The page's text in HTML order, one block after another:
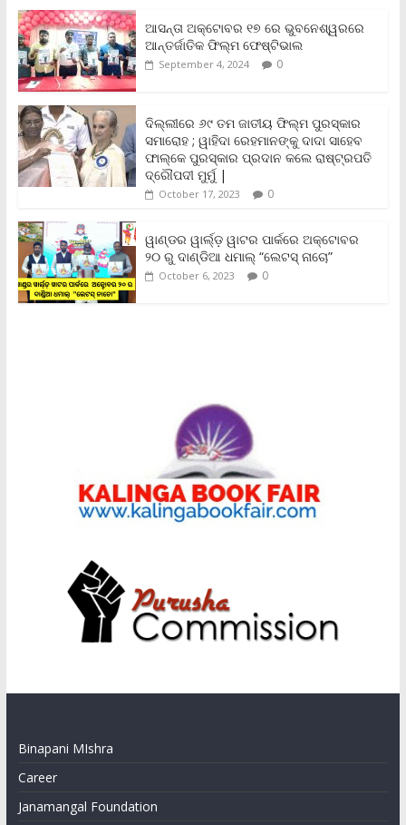
e
b
o
o
k
t
t
e
r
i
l
t
s
A
p
p
L
i
n
k
t
F
r
i
d
l
y
e
ଆସନ୍ତା ଅକ୍ଟୋବର ୧୭ ରେ ଭୁବନେଶ୍ୱରରେ
ଆନ୍ତର୍ଜାତିକ ଫିଲ୍ମ ଫେଷ୍ଟିଭାଲ
September 4, 2024 0
ଦିଲ୍ଲୀରେ ୬୯ ତମ ଜାତୀୟ ଫିଲ୍ମ ପୁରସ୍କାର
ସମାରୋହ ; ୱାହିଦା ରେହମାନଙ୍କୁ ଦାଦା ସାହେବ
ଫାଲ୍‌କେ ପୁରସ୍କାର ପ୍ରଦାନ କଲେ ରାଷ୍ଟ୍ରପତି
ଦ୍ରୌପଦୀ ମୁର୍ମୁ |
October 17, 2023 0
ୱାଣ୍ଡର ୱାର୍ଲ୍‌ଡ଼ ୱାଟର ପାର୍କରେ ଅକ୍ଟୋବର
୨୦ ରୁ ଦାଣ୍ଡିଆ ଧମାଲ୍ “ଲେଟସ୍ ନାଚୋ”
October 6, 2023 0
Binapani MIshra
Career
Janamangal Foundation